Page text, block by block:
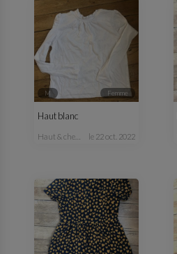
M femme
Haut blanc
haut & chemisier le 22 oct. 2022